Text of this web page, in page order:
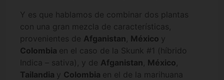
Y es que hablamos de combinar dos plantas
con una gran mezcla de características,
provenientes de Afganistan México y
Colombia en el caso de la Skunk #1 (híbrido
Indica – sativa), y de Afganistan México
Tailandia y Colombia en el de la marihuana